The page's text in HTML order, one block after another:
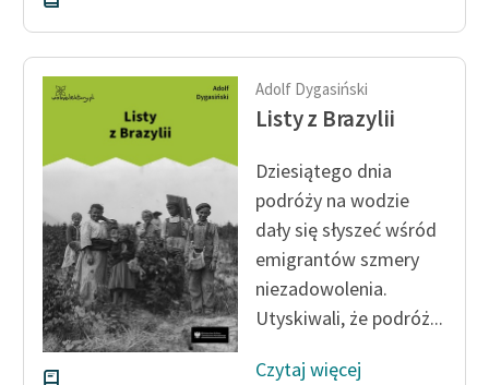
Logotypy
Materiały promocyjne
Polityka prywatności
Regulamin biblioteki
sprawozdania finansowe
Regulamin darowizn
Informacja o treściach
wrażliwych
Deklaracja dostępności
Adolf Dygasiński
Listy z Brazylii
Dziesiątego dnia
podróży na wodzie
dały się słyszeć wśród
emigrantów szmery
niezadowolenia.
Utyskiwali, że podróż...
Czytaj więcej